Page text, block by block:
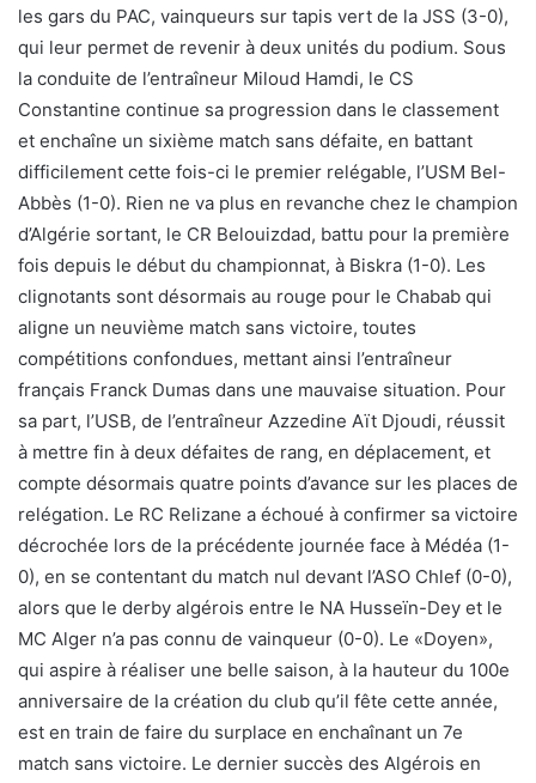
les gars du PAC, vainqueurs sur tapis vert de la JSS (3-0),
qui leur permet de revenir à deux unités du podium. Sous
la conduite de l’entraîneur Miloud Hamdi, le CS
Constantine continue sa progression dans le classement
et enchaîne un sixième match sans défaite, en battant
difficilement cette fois-ci le premier relégable, l’USM Bel-
Abbès (1-0). Rien ne va plus en revanche chez le champion
d’Algérie sortant, le CR Belouizdad, battu pour la première
fois depuis le début du championnat, à Biskra (1-0). Les
clignotants sont désormais au rouge pour le Chabab qui
aligne un neuvième match sans victoire, toutes
compétitions confondues, mettant ainsi l’entraîneur
français Franck Dumas dans une mauvaise situation. Pour
sa part, l’USB, de l’entraîneur Azzedine Aït Djoudi, réussit
à mettre fin à deux défaites de rang, en déplacement, et
compte désormais quatre points d’avance sur les places de
relégation. Le RC Relizane a échoué à confirmer sa victoire
décrochée lors de la précédente journée face à Médéa (1-
0), en se contentant du match nul devant l’ASO Chlef (0-0),
alors que le derby algérois entre le NA Husseïn-Dey et le
MC Alger n’a pas connu de vainqueur (0-0). Le «Doyen»,
qui aspire à réaliser une belle saison, à la hauteur du 100e
anniversaire de la création du club qu’il fête cette année,
est en train de faire du surplace en enchaînant un 7e
match sans victoire. Le dernier succès des Algérois en